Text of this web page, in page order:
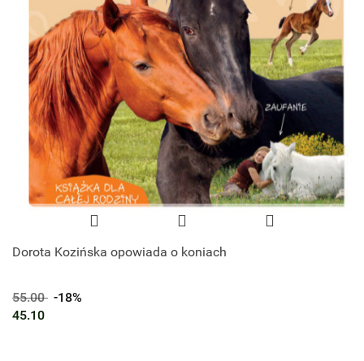
Dorota Kozińska opowiada o koniach
55.00 -18%
45.10